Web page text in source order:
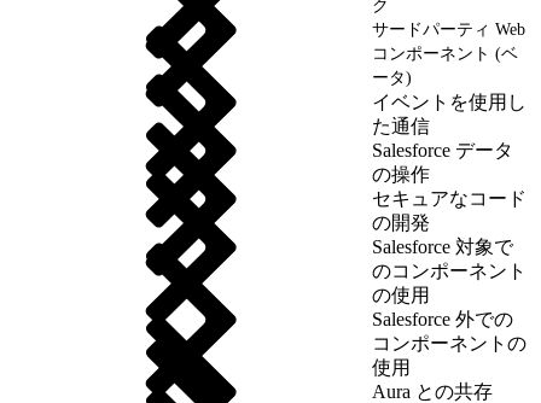
ク
サードパーティ Web
コンポーネント (ベ
ータ)
イベントを使用し
た通信
Salesforce データ
の操作
セキュアなコード
の開発
Salesforce 対象で
のコンポーネント
の使用
Salesforce 外での
コンポーネントの
使用
Aura との共存